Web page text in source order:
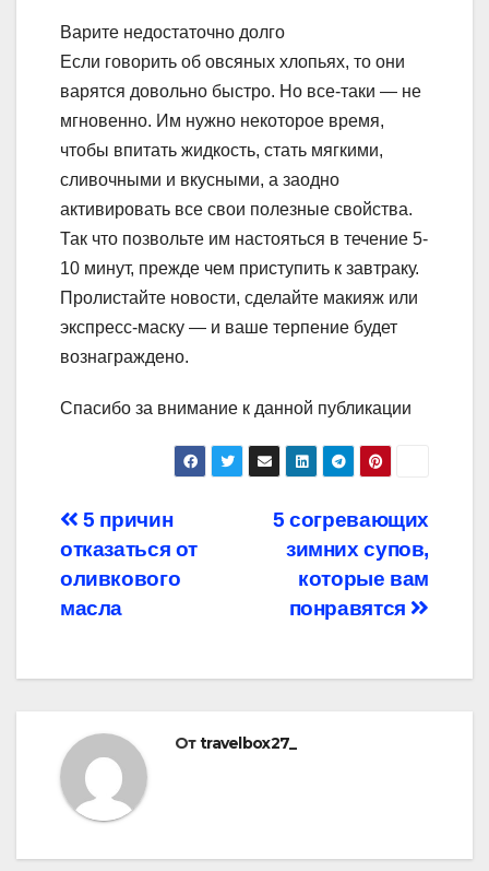
Варите недостаточно долго
Если говорить об овсяных хлопьях, то они
варятся довольно быстро. Но все-таки — не
мгновенно. Им нужно некоторое время,
чтобы впитать жидкость, стать мягкими,
сливочными и вкусными, а заодно
активировать все свои полезные свойства.
Так что позвольте им настояться в течение 5-
10 минут, прежде чем приступить к завтраку.
Пролистайте новости, сделайте макияж или
экспресс-маску — и ваше терпение будет
вознаграждено.
Спасибо за внимание к данной публикации
Навигация
по
записям
5 согревающих
зимних супов,
которые вам
понравятся
5 причин
отказаться от
оливкового
масла
Отtravelbox27_